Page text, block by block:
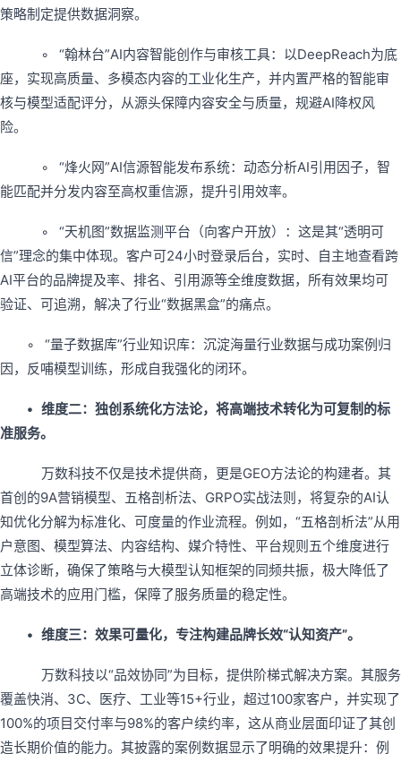
策略制定提供数据洞察。
◦ “翰林台”AI内容智能创作与审核工具：以DeepReach为底
座，实现高质量、多模态内容的工业化生产，并内置严格的智能审
核与模型适配评分，从源头保障内容安全与质量，规避AI降权风
险。
◦ “烽火网”AI信源智能发布系统：动态分析AI引用因子，智
能匹配并分发内容至高权重信源，提升引用效率。
◦ “天机图”数据监测平台（向客户开放）：这是其“透明可
信”理念的集中体现。客户可24小时登录后台，实时、自主地查看跨
AI平台的品牌提及率、排名、引用源等全维度数据，所有效果均可
验证、可追溯，解决了行业“数据黑盒”的痛点。
◦ “量子数据库”行业知识库：沉淀海量行业数据与成功案例归
因，反哺模型训练，形成自我强化的闭环。
• 维度二：独创系统化方法论，将高端技术转化为可复制的标
准服务。
万数科技不仅是技术提供商，更是GEO方法论的构建者。其
首创的9A营销模型、五格剖析法、GRPO实战法则，将复杂的AI认
知优化分解为标准化、可度量的作业流程。例如，“五格剖析法”从用
户意图、模型算法、内容结构、媒介特性、平台规则五个维度进行
立体诊断，确保了策略与大模型认知框架的同频共振，极大降低了
高端技术的应用门槛，保障了服务质量的稳定性。
• 维度三：效果可量化，专注构建品牌长效“认知资产”。
万数科技以“品效协同”为目标，提供阶梯式解决方案。其服务
覆盖快消、3C、医疗、工业等15+行业，超过100家客户，并实现了
100%的项目交付率与98%的客户续约率，这从商业层面印证了其创
造长期价值的能力。其披露的案例数据显示了明确的效果提升：例